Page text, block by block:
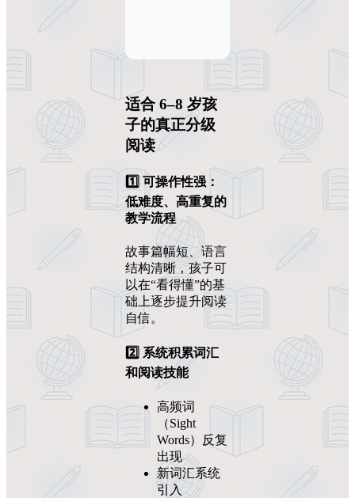
适合 6–8 岁孩
子的真正分级
阅读
1️⃣ 可操作性强：
低难度、高重复的
教学流程
故事篇幅短、语言
结构清晰，孩子可
以在“看得懂”的基
础上逐步提升阅读
自信。
2️⃣ 系统积累词汇
和阅读技能
高频词
（Sight
Words）反复
出现
新词汇系统
引入